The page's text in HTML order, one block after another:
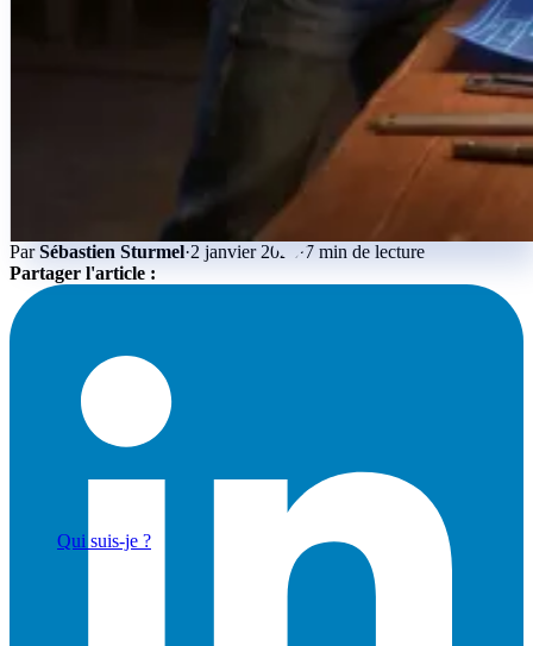
Actualités & Tendances Tech
Automatisation, IA & Outils
Anecdotes & Perles du Web
Qui suis-je ?
ParSébastien Sturmel·2 janvier 2026·7 min de lecture
Partager l'article :